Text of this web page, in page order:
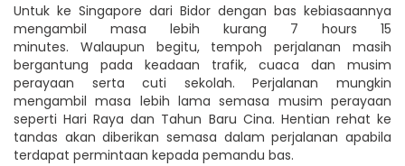
Untuk ke Singapore dari Bidor dengan bas kebiasaannya
mengambil masa lebih kurang 7 hours 15
minutes. Walaupun begitu, tempoh perjalanan masih
bergantung pada keadaan trafik, cuaca dan musim
perayaan serta cuti sekolah. Perjalanan mungkin
mengambil masa lebih lama semasa musim perayaan
seperti Hari Raya dan Tahun Baru Cina. Hentian rehat ke
tandas akan diberikan semasa dalam perjalanan apabila
terdapat permintaan kepada pemandu bas.